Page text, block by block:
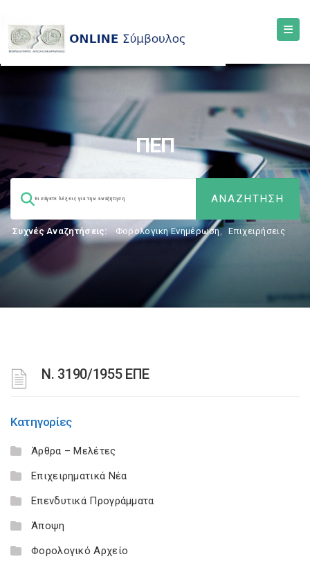
ΠΕΠ
Συχνές Αναζητήσεις: Φορολογικη Ενημέρωση, Επιχειρήσεις
Ν. 3190/1955 ΕΠΕ
Κατηγορίες
Άρθρα – Μελέτες
Επιχειρηματικά Νέα
Επενδυτικά Προγράμματα
Άποψη
Φορολογικό Αρχείο